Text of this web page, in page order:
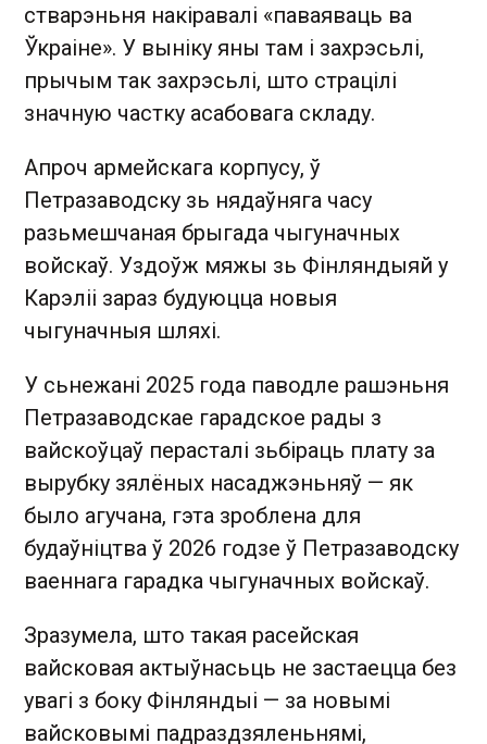
стварэньня накіравалі «паваяваць ва
Ўкраіне». У выніку яны там і захрэсьлі,
прычым так захрэсьлі, што страцілі
значную частку асабовага складу.
Апроч армейскага корпусу, ў
Петразаводску зь нядаўняга часу
разьмешчаная брыгада чыгуначных
войскаў. Уздоўж мяжы зь Фінляндыяй у
Карэліі зараз будуюцца новыя
чыгуначныя шляхі.
У сьнежані 2025 года паводле рашэньня
Петразаводскае гарадское рады з
вайскоўцаў перасталі зьбіраць плату за
вырубку зялёных насаджэньняў — як
было агучана, гэта зроблена для
будаўніцтва ў 2026 годзе ў Петразаводску
ваеннага гарадка чыгуначных войскаў.
Зразумела, што такая расейская
вайсковая актыўнасьць не застаецца без
увагі з боку Фінляндыі — за новымі
вайсковымі падраздзяленьнямі,